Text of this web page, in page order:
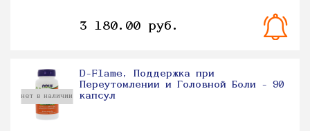
3 180.00 руб.
нет в наличии
D-Flame, Поддержка при
Переутомлении и Головной Боли - 90
капсул